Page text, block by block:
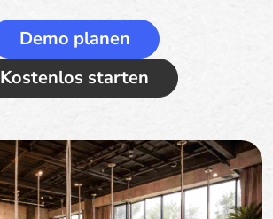
Demo planen
Kostenlos starten